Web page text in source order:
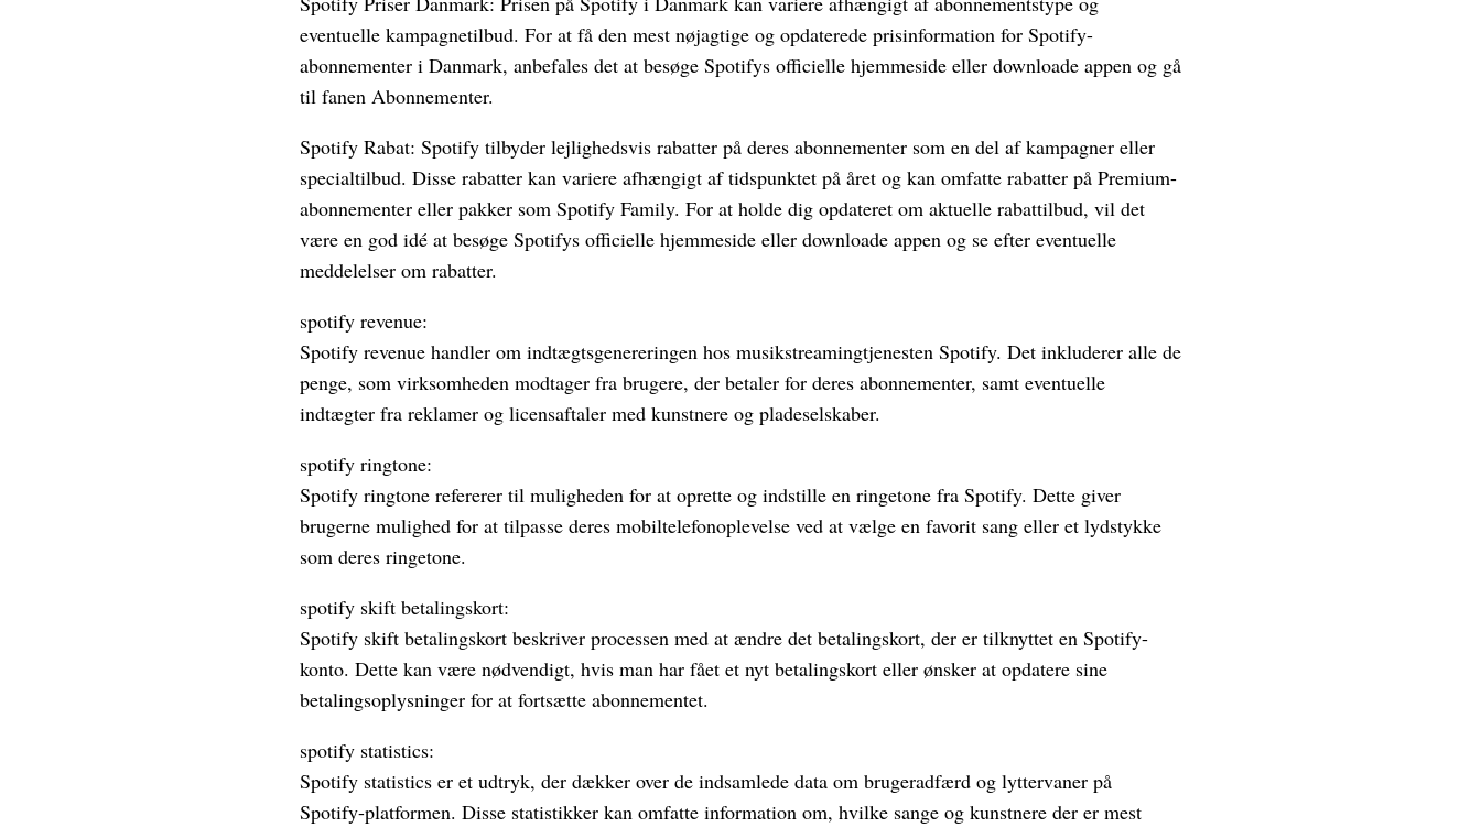
eventuelle kampagnetilbud. For at få den mest nøjagtige og opdaterede prisinformation for Spotify-
abonnementer i Danmark, anbefales det at besøge Spotifys officielle hjemmeside eller downloade appen og gå
til fanen Abonnementer.
Spotify Rabat: Spotify tilbyder lejlighedsvis rabatter på deres abonnementer som en del af kampagner eller
specialtilbud. Disse rabatter kan variere afhængigt af tidspunktet på året og kan omfatte rabatter på Premium-
abonnementer eller pakker som Spotify Family. For at holde dig opdateret om aktuelle rabattilbud, vil det
være en god idé at besøge Spotifys officielle hjemmeside eller downloade appen og se efter eventuelle
meddelelser om rabatter.
spotify revenue:
Spotify revenue handler om indtægtsgenereringen hos musikstreamingtjenesten Spotify. Det inkluderer alle de
penge, som virksomheden modtager fra brugere, der betaler for deres abonnementer, samt eventuelle
indtægter fra reklamer og licensaftaler med kunstnere og pladeselskaber.
spotify ringtone:
Spotify ringtone refererer til muligheden for at oprette og indstille en ringetone fra Spotify. Dette giver
brugerne mulighed for at tilpasse deres mobiltelefonoplevelse ved at vælge en favorit sang eller et lydstykke
som deres ringetone.
spotify skift betalingskort:
Spotify skift betalingskort beskriver processen med at ændre det betalingskort, der er tilknyttet en Spotify-
konto. Dette kan være nødvendigt, hvis man har fået et nyt betalingskort eller ønsker at opdatere sine
betalingsoplysninger for at fortsætte abonnementet.
spotify statistics:
Spotify statistics er et udtryk, der dækker over de indsamlede data om brugeradfærd og lyttervaner på
Spotify-platformen. Disse statistikker kan omfatte information om, hvilke sange og kunstnere der er mest